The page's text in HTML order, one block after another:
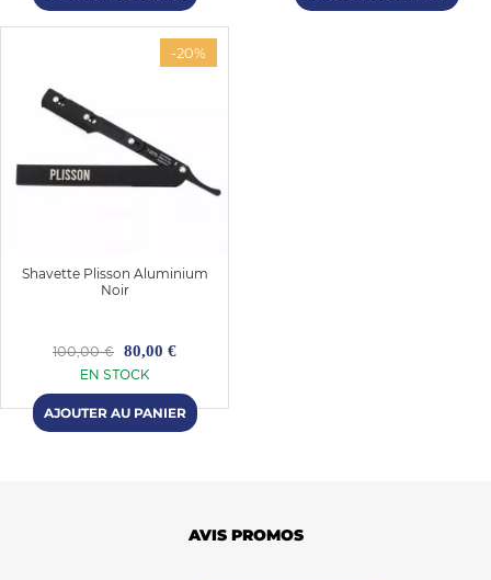
-20%
Shavette Plisson Aluminium
Noir
100,00 € 80,00 €
EN STOCK
AVIS PROMOS